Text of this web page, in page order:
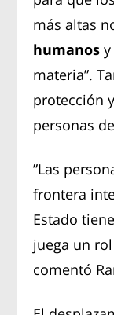
más altas
humanos
materia”.
protección
personas
”Las
frontera
Estado
juega un
comentó